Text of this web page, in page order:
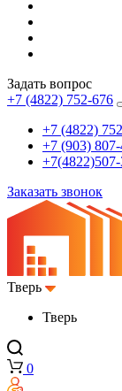
Задать вопрос
+7 (4822) 752-676
+7 (4822)
+7 (903)
Заказать звонок
Тверь
Тверь
0